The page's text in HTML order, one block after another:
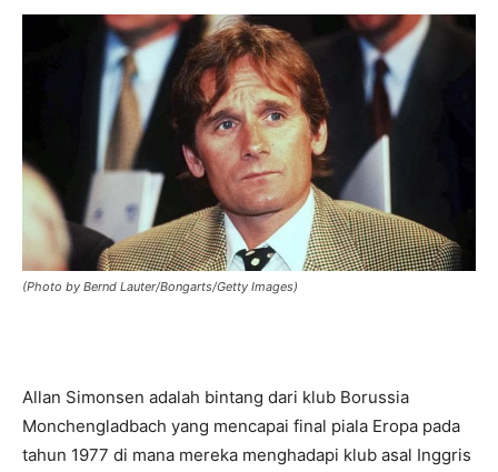
(Photo by Bernd Lauter/Bongarts/Getty Images)
Allan Simonsen adalah bintang dari klub Borussia
Monchengladbach yang mencapai final piala Eropa pada
tahun 1977 di mana mereka menghadapi klub asal Inggris